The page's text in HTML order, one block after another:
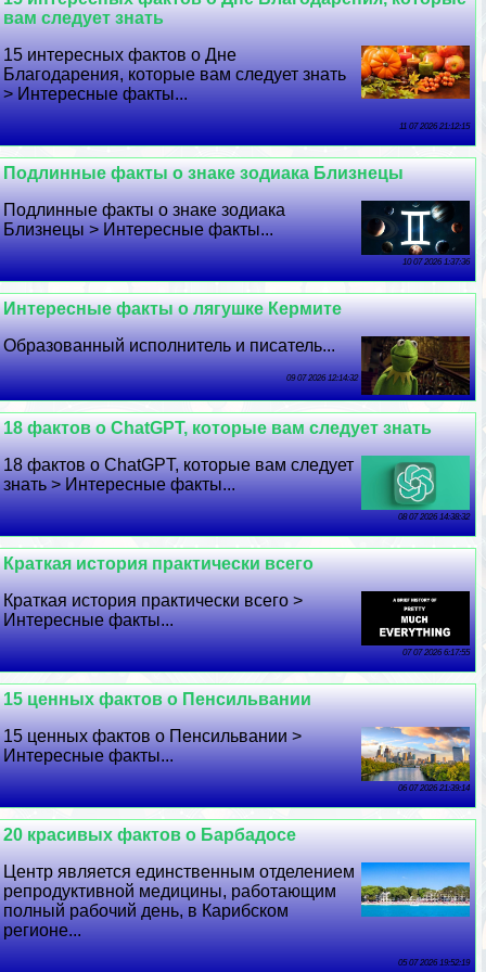
вам следует знать
15 интересных фактов о Дне
Благодарения, которые вам следует знать
> Интересные факты...
11 07 2026 21:12:15
Подлинные факты о знаке зодиака Близнецы
Подлинные факты о знаке зодиака
Близнецы > Интересные факты...
10 07 2026 1:37:36
Интересные факты о лягушке Кермите
Образованный исполнитель и писатель...
09 07 2026 12:14:32
18 фактов о ChatGPT, которые вам следует знать
18 фактов о ChatGPT, которые вам следует
знать > Интересные факты...
08 07 2026 14:38:32
Краткая история пpaктически всего
Краткая история пpaктически всего >
Интересные факты...
07 07 2026 6:17:55
15 ценных фактов о Пенсильвании
15 ценных фактов о Пенсильвании >
Интересные факты...
06 07 2026 21:39:14
20 красивых фактов о Барбадосе
Центр является единственным отделением
репродуктивной медицины, работающим
полный рабочий день, в Карибском
регионе...
05 07 2026 19:52:19